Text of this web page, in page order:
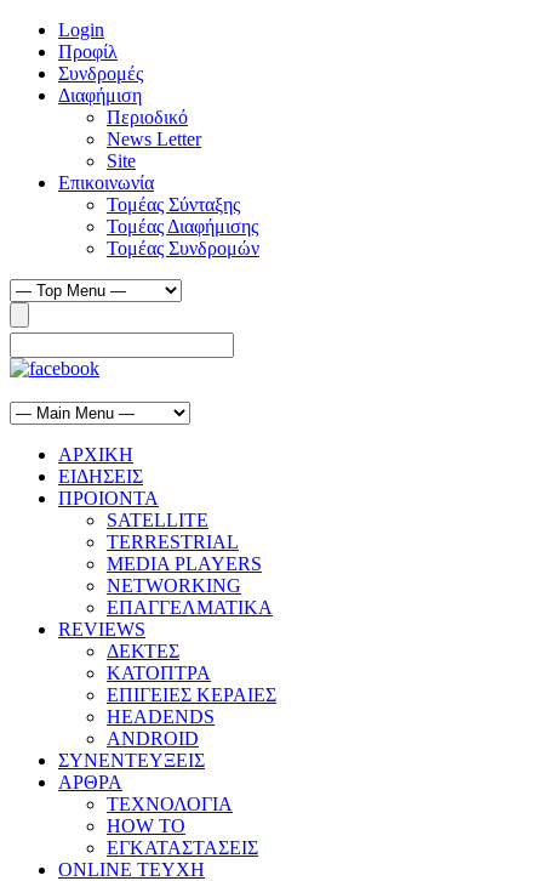
Login
Προφίλ
Συνδρομές
Διαφήμιση
Περιοδικό
News Letter
Site
Επικοινωνία
Τομέας Σύνταξης
Τομέας Διαφήμισης
Τομέας Συνδρομών
ΑΡΧΙΚΗ
ΕΙΔΗΣΕΙΣ
ΠΡΟΙΟΝΤΑ
SATELLITE
TERRESTRIAL
MEDIA PLAYERS
NETWORKING
ΕΠΑΓΓΕΛΜΑΤΙΚΑ
REVIEWS
ΔΕΚΤΕΣ
ΚΑΤΟΠΤΡΑ
ΕΠΙΓΕΙΕΣ ΚΕΡΑΙΕΣ
HEADENDS
ANDROID
ΣΥΝΕΝΤΕΥΞΕΙΣ
ΑΡΘΡΑ
ΤΕΧΝΟΛΟΓΙΑ
HOW TO
ΕΓΚΑΤΑΣΤΑΣΕΙΣ
ONLINE TEYXH